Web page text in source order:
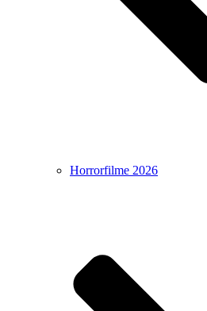
Horrorfilme 2026